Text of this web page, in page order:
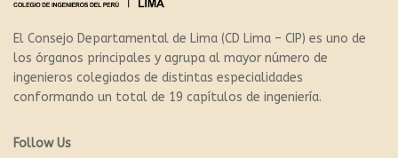
El Consejo Departamental de Lima (CD Lima – CIP) es uno de
los órganos principales y agrupa al mayor número de
ingenieros colegiados de distintas especialidades
conformando un total de 19 capítulos de ingeniería.
Follow Us